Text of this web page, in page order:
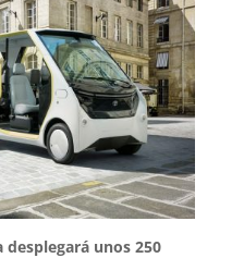
desplegará unos 250